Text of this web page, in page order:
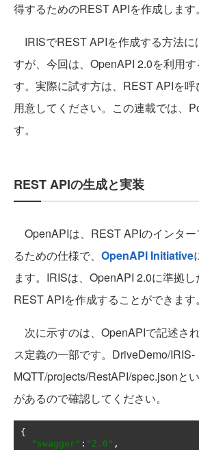
得するためのREST APIを作成します。
IRISでREST APIを作成する方法に
すが、今回は、OpenAPI 2.0を利用
す。実際に試す方は、REST APIを
用意してください。この連載では、
す。
REST APIの生成と実装
OpenAPIは、REST APIのインタ
るための仕様で、 OpenAPI Initiative
ます。IRISは、OpenAPI 2.0に準拠し
REST APIを作成することができます。
次に示すのは、OpenAPIで記述さ
ス定義の一部です。DriveDemo/IRIS-
MQTT/projects/RestAPI/spec.jsonと
があるので確認してください。
{
"swagger" : "2.0" ,